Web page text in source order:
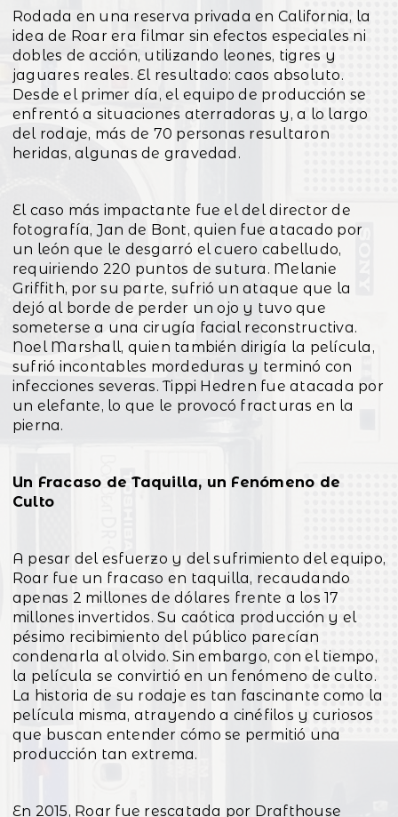
Rodada en una reserva privada en California, la
idea de Roar era filmar sin efectos especiales ni
dobles de acción, utilizando leones, tigres y
jaguares reales. El resultado: caos absoluto.
Desde el primer día, el equipo de producción se
enfrentó a situaciones aterradoras y, a lo largo
del rodaje, más de 70 personas resultaron
heridas, algunas de gravedad.
El caso más impactante fue el del director de
fotografía, Jan de Bont, quien fue atacado por
un león que le desgarró el cuero cabelludo,
requiriendo 220 puntos de sutura. Melanie
Griffith, por su parte, sufrió un ataque que la
dejó al borde de perder un ojo y tuvo que
someterse a una cirugía facial reconstructiva.
Noel Marshall, quien también dirigía la película,
sufrió incontables mordeduras y terminó con
infecciones severas. Tippi Hedren fue atacada por
un elefante, lo que le provocó fracturas en la
pierna.
Un Fracaso de Taquilla, un Fenómeno de
Culto
A pesar del esfuerzo y del sufrimiento del equipo,
Roar fue un fracaso en taquilla, recaudando
apenas 2 millones de dólares frente a los 17
millones invertidos. Su caótica producción y el
pésimo recibimiento del público parecían
condenarla al olvido. Sin embargo, con el tiempo,
la película se convirtió en un fenómeno de culto.
La historia de su rodaje es tan fascinante como la
película misma, atrayendo a cinéfilos y curiosos
que buscan entender cómo se permitió una
producción tan extrema.
En 2015, Roar fue rescatada por Drafthouse